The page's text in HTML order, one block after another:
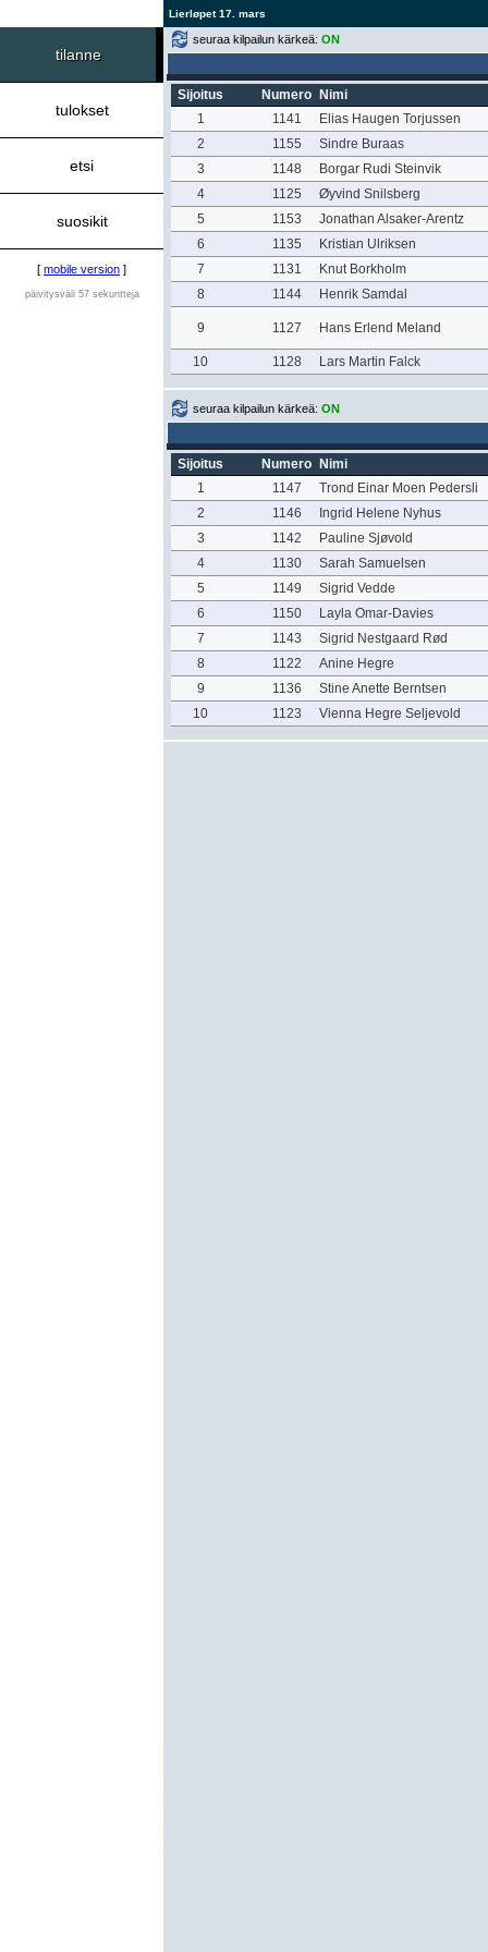
Lierløpet 17. mars
tilanne
tulokset
etsi
suosikit
[ mobile version ]
päivitysväli 57 sekuntteja
seuraa kilpailun kärkeä: ON
Sijoitus Numero
Nimi
1
1141
Elias Haugen Torjussen
2
1155
Sindre Buraas
3
1148
Borgar Rudi Steinvik
4
1125
Øyvind Snilsberg
5
1153
Jonathan Alsaker-Arentz
6
1135
Kristian Ulriksen
7
1131
Knut Borkholm
8
1144 Henrik Samdal
9 1127 Hans Erlend Meland
10 1128 Lars Martin Falck
seuraa kilpailun kärkeä: ON
Sijoitus Numero
Nimi
1
1147
Trond Einar Moen Pedersli
2
1146
Ingrid Helene Nyhus
3
1142
Pauline Sjøvold
4
1130
Sarah Samuelsen
5
1149
Sigrid Vedde
6
1150
Layla Omar-Davies
7
1143
Sigrid Nestgaard Rød
8
1122
Anine Hegre
9
1136
Stine Anette Berntsen
10
1123 Vienna Hegre Seljevold